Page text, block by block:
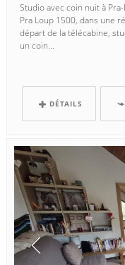
Studio avec coin nuit à
Pra Loup 1500, dans une
départ de la télécabine,
un coin...
DÉTAILS